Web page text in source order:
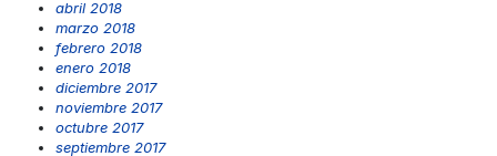
abril 2018
marzo 2018
febrero 2018
enero 2018
diciembre 2017
noviembre 2017
octubre 2017
septiembre 2017